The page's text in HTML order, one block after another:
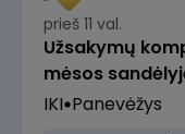
prieš 11 val.
Užsakymų
mėsos
IKI Panevėžys